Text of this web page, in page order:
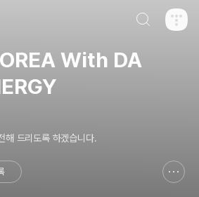
With DA
해 드리도록 하겠습니다.